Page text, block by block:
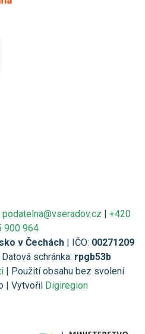
podatelna@vseradov.cz | +420
900 964
v Čechách| IČO: 00271209
schránka: rpgb53b
| Použití obsahu bez svolení
| Vytvořil Digiregion